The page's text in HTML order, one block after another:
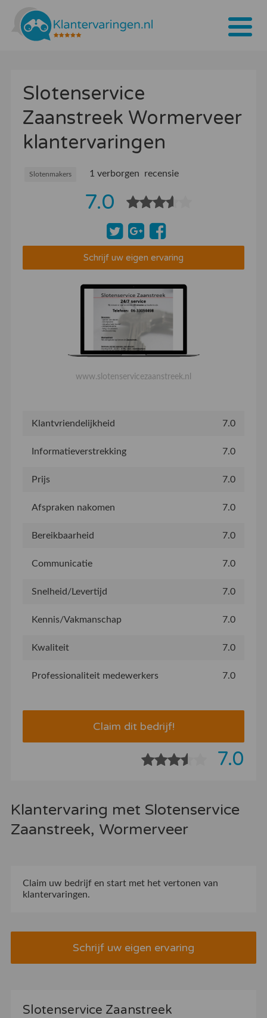
Tarieven
Bedrijven
Over ons
Blogs
Slotenservice
Zaanstreek Wormerveer
klantervaringen
Slotenmakers 1 verborgen recensie
7.0
Schrijf uw eigen ervaring
www.slotenservicezaanstreek.nl
Klantvriendelijkheid 7.0
Informatieverstrekking 7.0
Prijs 7.0
Afspraken nakomen 7.0
Bereikbaarheid 7.0
Communicatie 7.0
Snelheid/Levertijd 7.0
Kennis/Vakmanschap 7.0
Kwaliteit 7.0
Professionaliteit medewerkers 7.0
Claim dit bedrijf!
7.0
Klantervaring met Slotenservice
Zaanstreek, Wormerveer
Claim uw bedrijfen start met het vertonen van
klantervaringen.
Schrijf uw eigen ervaring
Slotenservice Zaanstreek